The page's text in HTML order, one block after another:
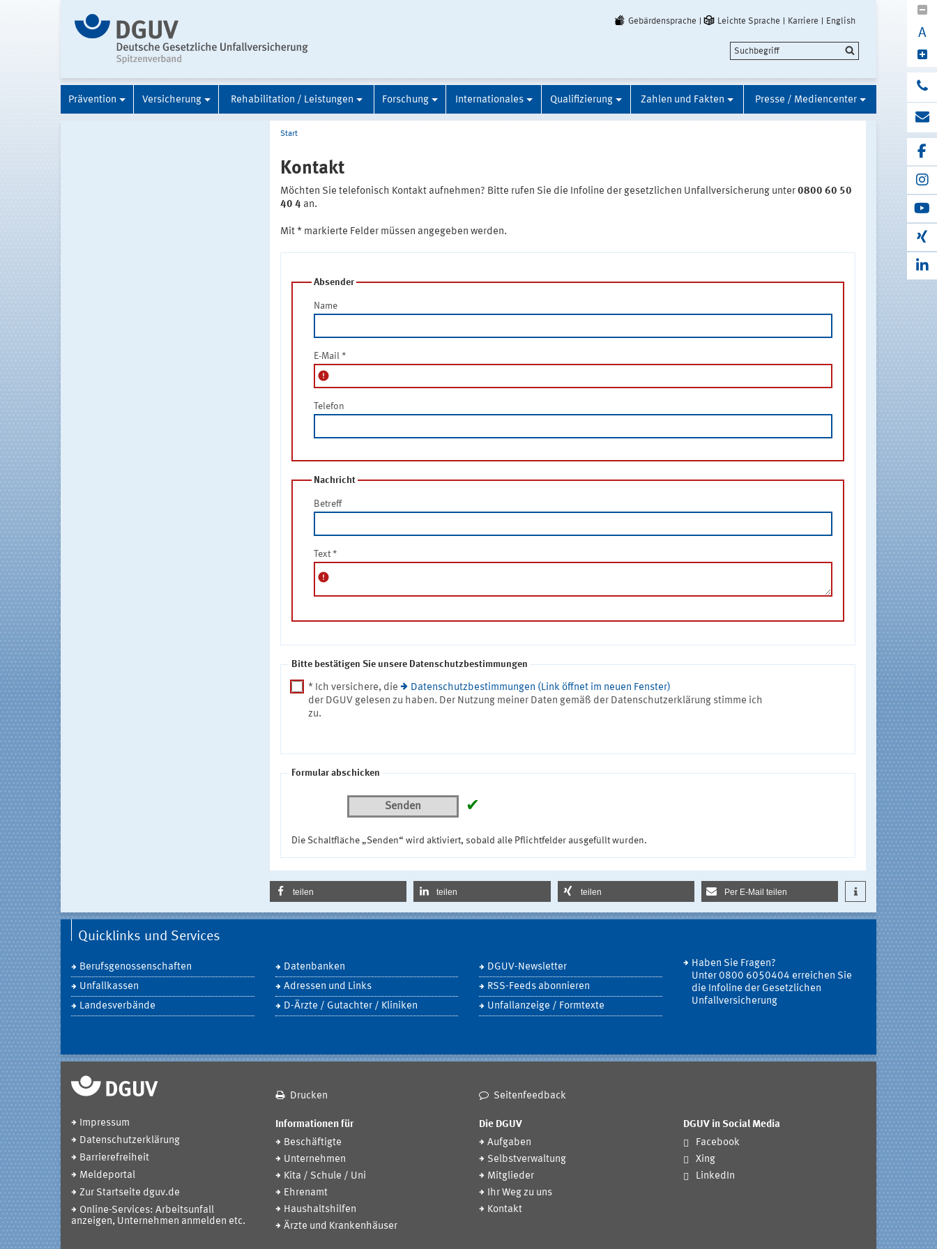
Gebärdensprache Leichte Sprache Karriere English
A
Prävention Versicherung Rehabilitation / Leistungen Forschung Internationales Qualifizierung Zahlen und Fakten Presse / Mediencenter
Start
Kontakt
Möchten Sie telefonisch Kontakt aufnehmen? Bitte rufen Sie die Infoline der gesetzlichen Unfallversicherung unter 0800 60 50
40 4 an.
Mit * markierte Felder müssen angegeben werden.
Absender
Name
E-Mail *
error
Telefon
Nachricht
Betreff
Text *
error
Bitte bestätigen Sie unsere Datenschutzbestimmungen
* Ich versichere, die
Datenschutzbestimmungen (Link öffnet im neuen Fenster)
der DGUV gelesen zu haben. Der Nutzung meiner Daten gemäß der Datenschutzerklärung stimme ich
zu.
Formular abschicken
Senden ✔
Die Schaltfläche „Senden“ wird aktiviert, sobald alle Pflichtfelder ausgefüllt wurden.
teilen teilen teilen Per E-Mail teilen
Quicklinks und Services
Berufsgenossenschaften
Unfallkassen
Landesverbände
Datenbanken
Adressen und Links
D-Ärzte / Gutachter / Kliniken
DGUV-Newsletter
RSS-Feeds abonnieren
Unfallanzeige / Formtexte
Haben Sie Fragen?
Unter 0800 6050404 erreichen Sie
die Infoline der Gesetzlichen
Unfallversicherung
Drucken Seitenfeedback
Impressum
Datenschutzerklärung
Barrierefreiheit
Meldeportal
Zur Startseite dguv.de
Online-Services: Arbeitsunfall
anzeigen, Unternehmen anmelden etc.
Informationen für
Beschäftigte
Unternehmen
Kita / Schule / Uni
Ehrenamt
Haushaltshilfen
Ärzte und Krankenhäuser
Die DGUV
Aufgaben
Selbstverwaltung
Mitglieder
Ihr Weg zu uns
Kontakt
DGUV in Social Media
Facebook
Xing
LinkedIn